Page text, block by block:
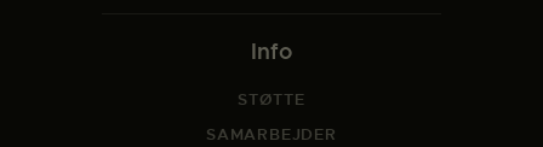
Info
STØTTE
SAMARBEJDER